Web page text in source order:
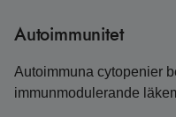
Autoimmunitet
Autoimmuna cytopenier
immunmodulerande